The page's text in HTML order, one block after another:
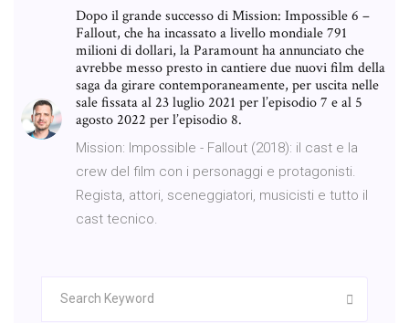
Dopo il grande successo di Mission: Impossible 6 –
Fallout, che ha incassato a livello mondiale 791
milioni di dollari, la Paramount ha annunciato che
avrebbe messo presto in cantiere due nuovi film della
saga da girare contemporaneamente, per uscita nelle
sale fissata al 23 luglio 2021 per l’episodio 7 e al 5
agosto 2022 per l’episodio 8.
Mission: Impossible - Fallout (2018): il cast e la
crew del film con i personaggi e protagonisti.
Regista, attori, sceneggiatori, musicisti e tutto il
cast tecnico.